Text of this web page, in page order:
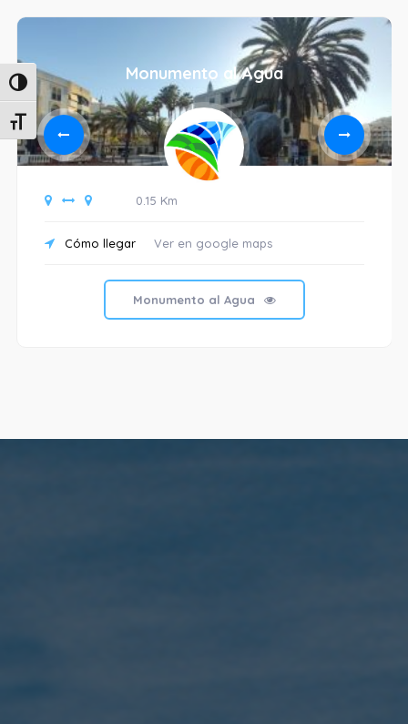
Alternar alto contraste
Alternar tamaño de letra
Monumento al Agua
0.15 Km
Cómo llegar Ver en google maps
Monumento al Agua